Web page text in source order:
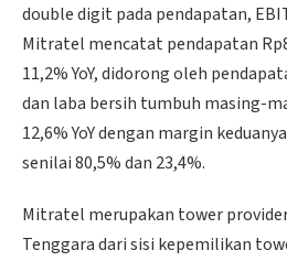
double digit pada pendapatan,
Mitratel mencatat pendapatan
11,2% YoY, didorong oleh
dan laba bersih tumbuh masing-
12,6% YoY dengan margin
senilai 80,5% dan 23,4%.
Mitratel merupakan tower
Tenggara dari sisi kepemilikan